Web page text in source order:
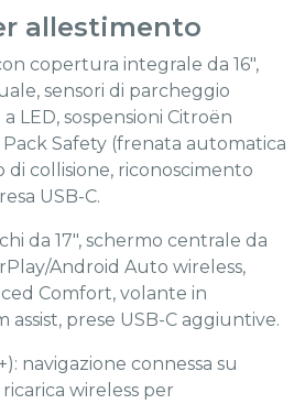
allestimento
copertura integrale da 16",
sensori di parcheggio
LED, sospensioni Citroën
Safety (frenata automatica
di collisione, riconoscimento
USB-C.
da 17", schermo centrale da
Android Auto wireless,
Comfort, volante in
assist, prese USB-C aggiuntive.
navigazione connessa su
wireless per